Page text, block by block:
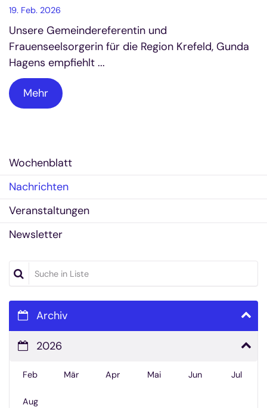
19. Feb. 2026
Unsere Gemeindereferentin und
Frauenseelsorgerin für die Region Krefeld, Gunda
Hagens empfiehlt ...
Mehr
Wochenblatt
Nachrichten
Veranstaltungen
Newsletter
Suche in Liste
Archiv
2026
Feb Mär Apr Mai Jun Jul
Aug